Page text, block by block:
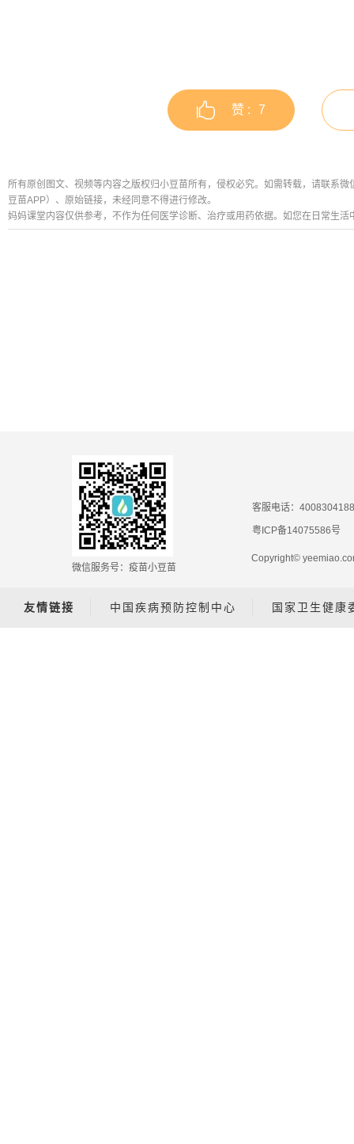
赞 : 7
所有原创图文、视频等内容之版权归小豆苗所有，侵权必究。如需转载，请联系
豆苗APP）、原始链接，未经同意不得进行修改。
妈妈课堂内容仅供参考，不作为任何医学诊断、治疗或用药依据。如您在日常生
微信服务号：疫苗小豆苗
客服电话：4008304188
粤ICP备14075586号
Copyright©
友情链接 中国疾病预防控制中心 国家卫生健康